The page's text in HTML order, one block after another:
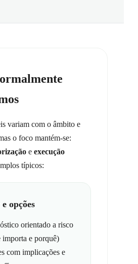
variam com o âmbito e
o foco mantém-se:
e execução
típicos:
opções
orientado a risco
importa e porquê)
com implicações e